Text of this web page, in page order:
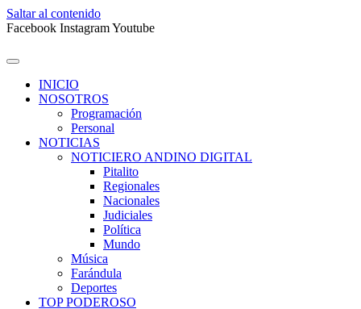
Saltar al contenido
Facebook InstagramYoutube
INICIO
NOSOTROS
Programación
Personal
NOTICIAS
NOTICIERO ANDINO DIGITAL
Pitalito
Regionales
Nacionales
Judiciales
Política
Mundo
Música
Farándula
Deportes
TOP PODEROSO